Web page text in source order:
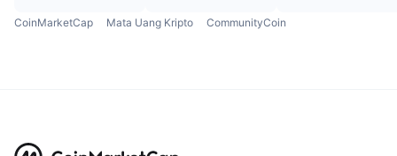
CoinMarketCap Mata Uang Kripto CommunityCoin